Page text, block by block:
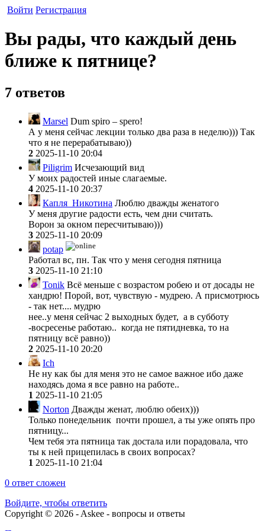
Войти Регистрация
Вы рады, что каждый день
ближе к пятнице?
7 ответов
Marsel Dum spiro – spero!
А у меня сейчас лекции только два раза в неделю))) Так
что я не перерабатываю))
2 2025-11-10 20:04
Piligrim Исчезающий вид
У моих радостей иные слагаемые.
4 2025-11-10 20:37
Капля_Никотина Люблю дважды женатого
У меня другие радости есть, чем дни считать.
Ворон за окном пересчитываю)))
3 2025-11-10 20:09
potap
Работал вс, пн. Так что у меня сегодня пятница
3 2025-11-10 21:10
Tonik Всё меньше с возрастом робею и от досады не
хандрю! Порой, вот, чувствую - мудрею. А присмотрюсь
- так нет.... мудрю
нее..у меня сейчас 2 выходных будет, а в субботу
-восресенье работаю.. когда не пятидневка, то на
пятницу всё равно))
2 2025-11-10 20:20
Ich
Не ну как бы для меня это не самое важное ибо даже
находясь дома я все равно на работе..
1 2025-11-10 21:05
Norton Дважды женат, люблю обеих)))
Только понедельник почти прошел, а ты уже опять про
пятницу...
Чем тебя эта пятница так достала или порадовала, что
ты к ней прицепилась в своих вопросах?
1 2025-11-10 21:04
0 ответ сложен
Войдите, чтобы ответить
Copyright © 2026 - Askee - вопросы и ответы